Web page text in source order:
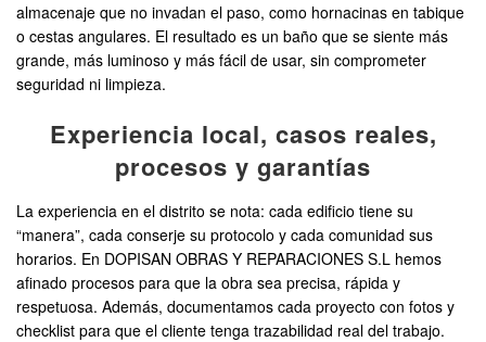
almacenaje que no invadan el paso, como hornacinas en tabique
o cestas angulares. El resultado es un baño que se siente más
grande, más luminoso y más fácil de usar, sin comprometer
seguridad ni limpieza.
Experiencia local, casos reales,
procesos y garantías
La experiencia en el distrito se nota: cada edificio tiene su
“manera”, cada conserje su protocolo y cada comunidad sus
horarios. En DOPISAN OBRAS Y REPARACIONES S.L hemos
afinado procesos para que la obra sea precisa, rápida y
respetuosa. Además, documentamos cada proyecto con fotos y
checklist para que el cliente tenga trazabilidad real del trabajo.